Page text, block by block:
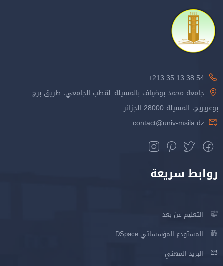
213.35.13.38.54+
جامعة محمد بوضياف بالمسيلة القطب الجامعي، طريق برج
بوعريريج، المسيلة 28000 الجزائر
contact@univ-msila.dz
روابط سريعة
التعليم عن بعد
المستودع المؤسساتي DSpace
البريد المهني